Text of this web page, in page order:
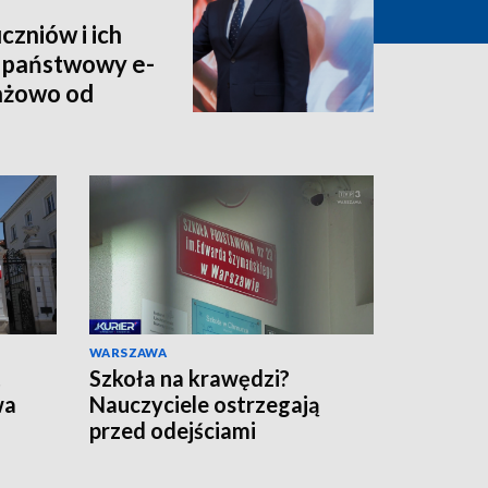
i ich
e-
od
WARSZAWA
Szkoła na krawędzi?
Nauczyciele ostrzegają
przed odejściami